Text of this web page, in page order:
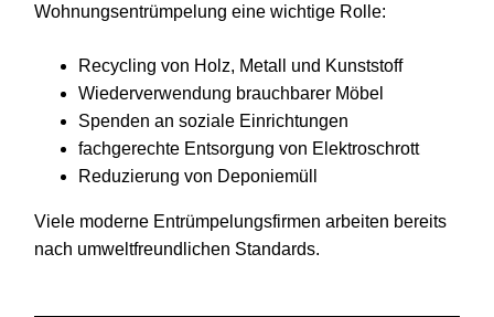
Wohnungsentrümpelung eine wichtige Rolle:
Recycling von Holz, Metall und Kunststoff
Wiederverwendung brauchbarer Möbel
Spenden an soziale Einrichtungen
fachgerechte Entsorgung von Elektroschrott
Reduzierung von Deponiemüll
Viele moderne Entrümpelungsfirmen arbeiten bereits
nach umweltfreundlichen Standards.